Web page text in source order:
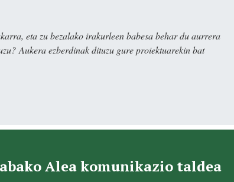
eta zu bezalako irakurleen babesa behar du aurrera
Aukera ezberdinak dituzu gure proiektuarekin bat
Alea komunikazio taldea